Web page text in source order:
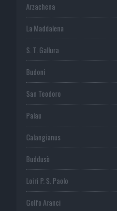
Arzachena
La Maddalena
S. T. Gallura
Budoni
San Teodoro
Palau
Calangianus
Buddusò
Loiri P. S. Paolo
Golfo Aranci